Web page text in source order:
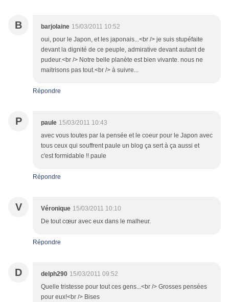
B barjolaine 15/03/2011 10:52
oui, pour le Japon, et les japonais...<br /> je suis stupéfaite
devant la dignité de ce peuple, admirative devant autant de
pudeur.<br /> Notre belle planète est bien vivante. nous ne
maitrisons pas tout.<br /> à suivre...
Répondre
P paule 15/03/2011 10:43
avec vous toutes par la pensée et le coeur pour le Japon avec
tous ceux qui souffrent paule un blog ça sert à ça aussi et
c'est formidable !! paule
Répondre
V Véronique 15/03/2011 10:10
De tout cœur avec eux dans le malheur.
Répondre
D delph290 15/03/2011 09:52
Quelle tristesse pour tout ces gens...<br /> Grosses pensées
pour eux!<br /> Bises